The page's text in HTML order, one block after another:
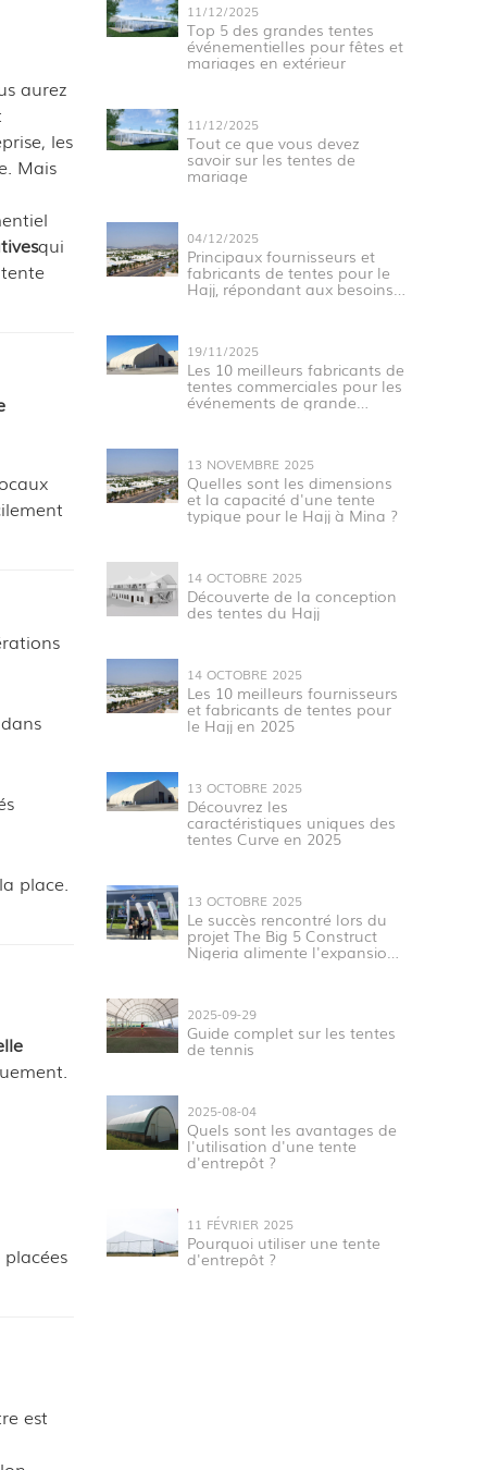
11/12/2025
Top 5 des grandes tentes
événementielles pour fêtes et
mariages en extérieur
11/12/2025
Tout ce que vous devez
savoir sur les tentes de
mariage
04/12/2025
Principaux fournisseurs et
fabricants de tentes pour le
Hajj, répondant aux besoins
19/11/2025
Les 10 meilleurs fabricants de
tentes commerciales pour les
événements de grande
13 NOVEMBRE 2025
Quelles sont les dimensions
et la capacité d'une tente
typique pour le Hajj à Mina ?
14 OCTOBRE 2025
Découverte de la conception
des tentes du Hajj
14 OCTOBRE 2025
Les 10 meilleurs fournisseurs
et fabricants de tentes pour
le Hajj en 2025
13 OCTOBRE 2025
Découvrez les
caractéristiques uniques des
tentes Curve en 2025
13 OCTOBRE 2025
Le succès rencontré lors du
projet The Big 5 Construct
Nigeria alimente l'expansion
2025-09-29
Guide complet sur les tentes
de tennis
2025-08-04
Quels sont les avantages de
l'utilisation d'une tente
d'entrepôt ?
11 FÉVRIER 2025
Pourquoi utiliser une tente
d'entrepôt ?
aurez
les
Mais
qui
place.
est